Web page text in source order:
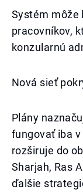
Systém môže
pracovníkov,
konzularnú
Nová sieť
Plány
fungovať iba v
rozširuje do
Sharjah, Ras
ďalšie